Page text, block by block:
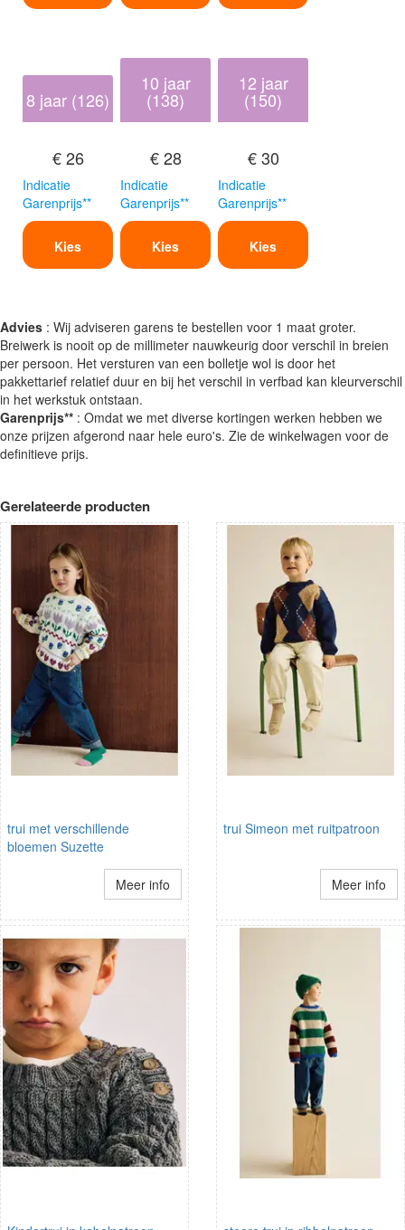
8 jaar (126)
€ 26
Indicatie
Garenprijs**
Kies
10 jaar
(138)
€ 28
Indicatie
Garenprijs**
Kies
12 jaar
(150)
€ 30
Indicatie
Garenprijs**
Kies
Advies : Wij adviseren garens te bestellen voor 1 maat groter.
Breiwerk is nooit op de millimeter nauwkeurig door verschil in breien
per persoon. Het versturen van een bolletje wol is door het
pakkettarief relatief duur en bij het verschil in verfbad kan kleurverschil
in het werkstuk ontstaan.
Garenprijs** : Omdat we met diverse kortingen werken hebben we
onze prijzen afgerond naar hele euro's. Zie de winkelwagen voor de
definitieve prijs.
Gerelateerde producten
trui met verschillende
bloemen Suzette
Meer info
trui Simeon met ruitpatroon
Meer info